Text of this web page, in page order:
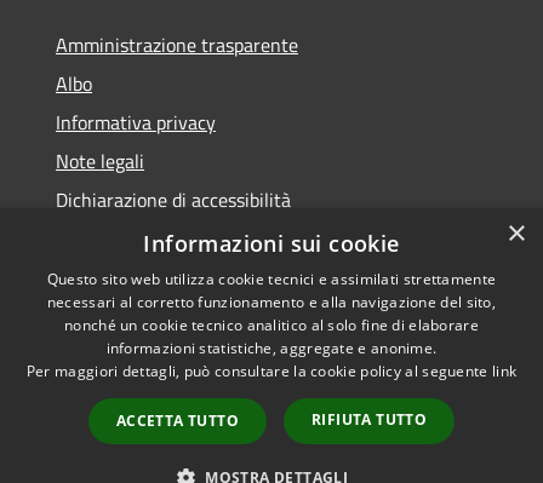
Amministrazione trasparente
Albo
Informativa privacy
Note legali
Dichiarazione di accessibilità
Piano di miglioramento
RSS
Accessibilità
Copyright © 2026 • Comune di
Castel Goffredo • Powered by
Municipium•
Accesso
redazione
×
Informazioni sui cookie
Questo sito web utilizza cookie tecnici e assimilati strettamente
necessari al corretto funzionamento e alla navigazione del sito,
nonché un cookie tecnico analitico al solo fine di elaborare
informazioni statistiche, aggregate e anonime.
Per maggiori dettagli, può consultare la cookie policy al seguente link
ACCETTA TUTTO RIFIUTA TUTTO
MOSTRA DETTAGLI